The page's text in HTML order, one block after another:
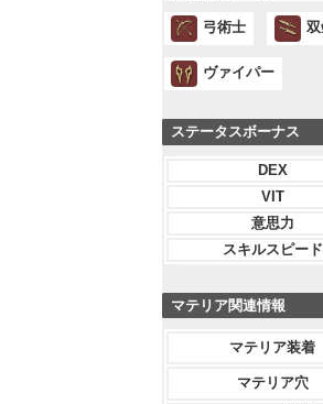
弓術士
ヴァイパー
ステータスボーナス
DEX
VIT
意思力
スキルスピード
マテリア関連情報
マテリア装着
マテリア穴